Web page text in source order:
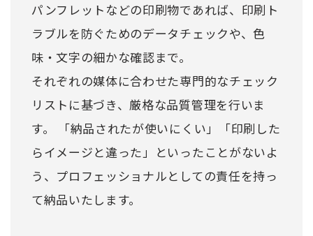
パンフレットなどの印刷物であれば、印刷ト
ラブルを防ぐためのデータチェックや、色
味・文字の細かな確認まで。
それぞれの媒体に合わせた専門的なチェック
リストに基づき、厳格な品質管理を行いま
す。 「納品されたが使いにくい」「印刷した
らイメージと違った」といったことがないよ
う、プロフェッショナルとしての責任を持っ
て納品いたします。